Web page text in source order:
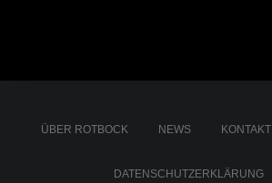
ÜBER ROTBOCK NEWS KONTAKT
DATENSCHUTZERKLÄRUNG